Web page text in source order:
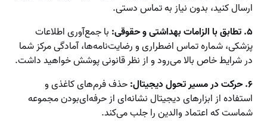
ارسال کنید، بدون نیاز به تماس دستی.
۵. تطابق با الزامات بهداشتی و حقوقی:
با جمع‌آوری اطلاعات
پزشکی، شماره تماس اضطراری و رضایت‌نامه‌ها، آمادگی مرکز شما
در شرایط خاص بالا می‌رود و از نظر قانونی پوشش خواهید داشت.
۶. حرکت در مسیر تحول دیجیتال:
حذف فرم‌های کاغذی و
استفاده از ابزارهای دیجیتال نشانه‌ای از حرفه‌ای‌بودن مجموعه
شماست که اعتماد والدین را جلب می‌کند.